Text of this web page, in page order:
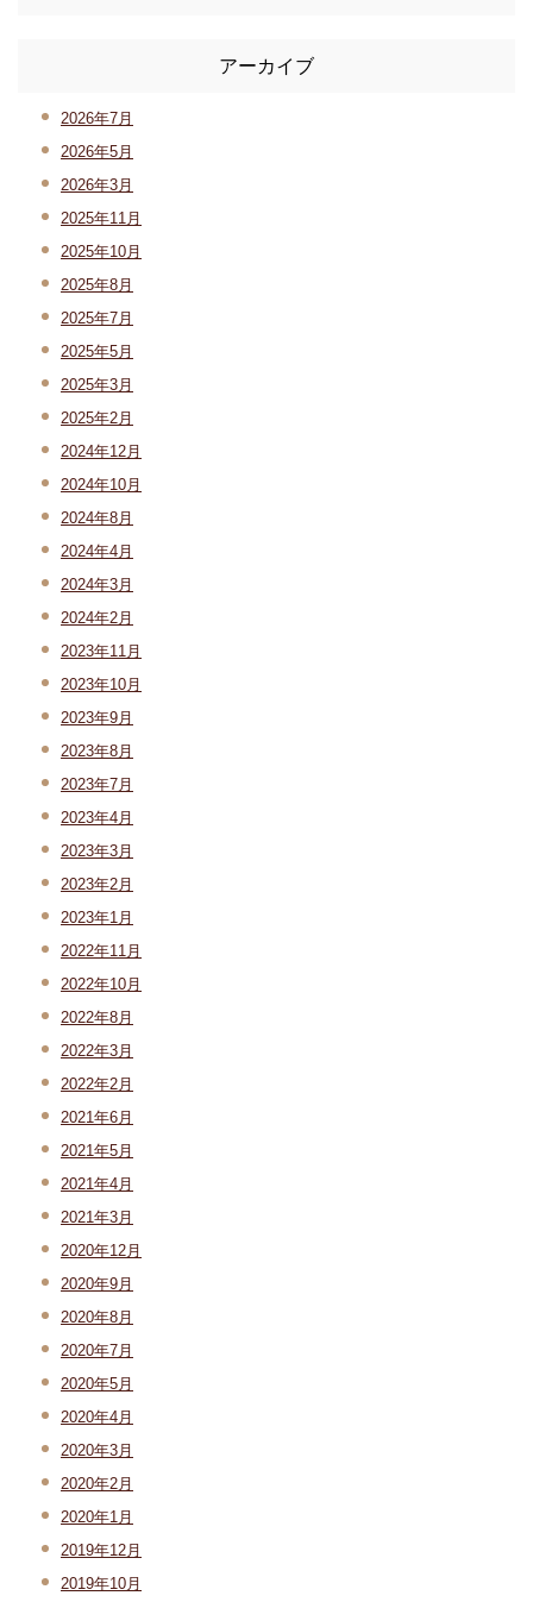
アーカイブ
2026年7月
2026年5月
2026年3月
2025年11月
2025年10月
2025年8月
2025年7月
2025年5月
2025年3月
2025年2月
2024年12月
2024年10月
2024年8月
2024年4月
2024年3月
2024年2月
2023年11月
2023年10月
2023年9月
2023年8月
2023年7月
2023年4月
2023年3月
2023年2月
2023年1月
2022年11月
2022年10月
2022年8月
2022年3月
2022年2月
2021年6月
2021年5月
2021年4月
2021年3月
2020年12月
2020年9月
2020年8月
2020年7月
2020年5月
2020年4月
2020年3月
2020年2月
2020年1月
2019年12月
2019年10月